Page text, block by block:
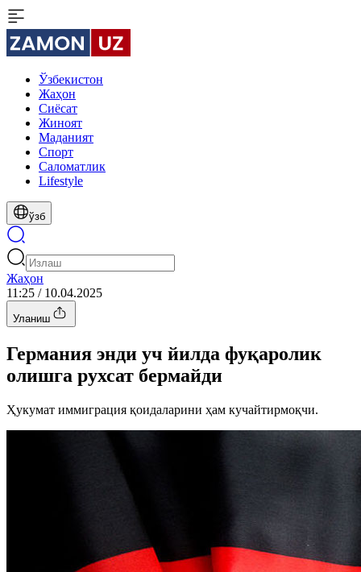
Ўзбекистон
Жаҳон
Сиёсат
Жиноят
Маданият
Спорт
Cаломатлик
Lifestyle
ўзб
Жаҳон
11:25 / 10.04.2025
Уланиш
Германия энди уч йилда фуқаролик
олишга рухсат бермайди
Ҳукумат иммиграция қоидаларини ҳам кучайтирмоқчи.